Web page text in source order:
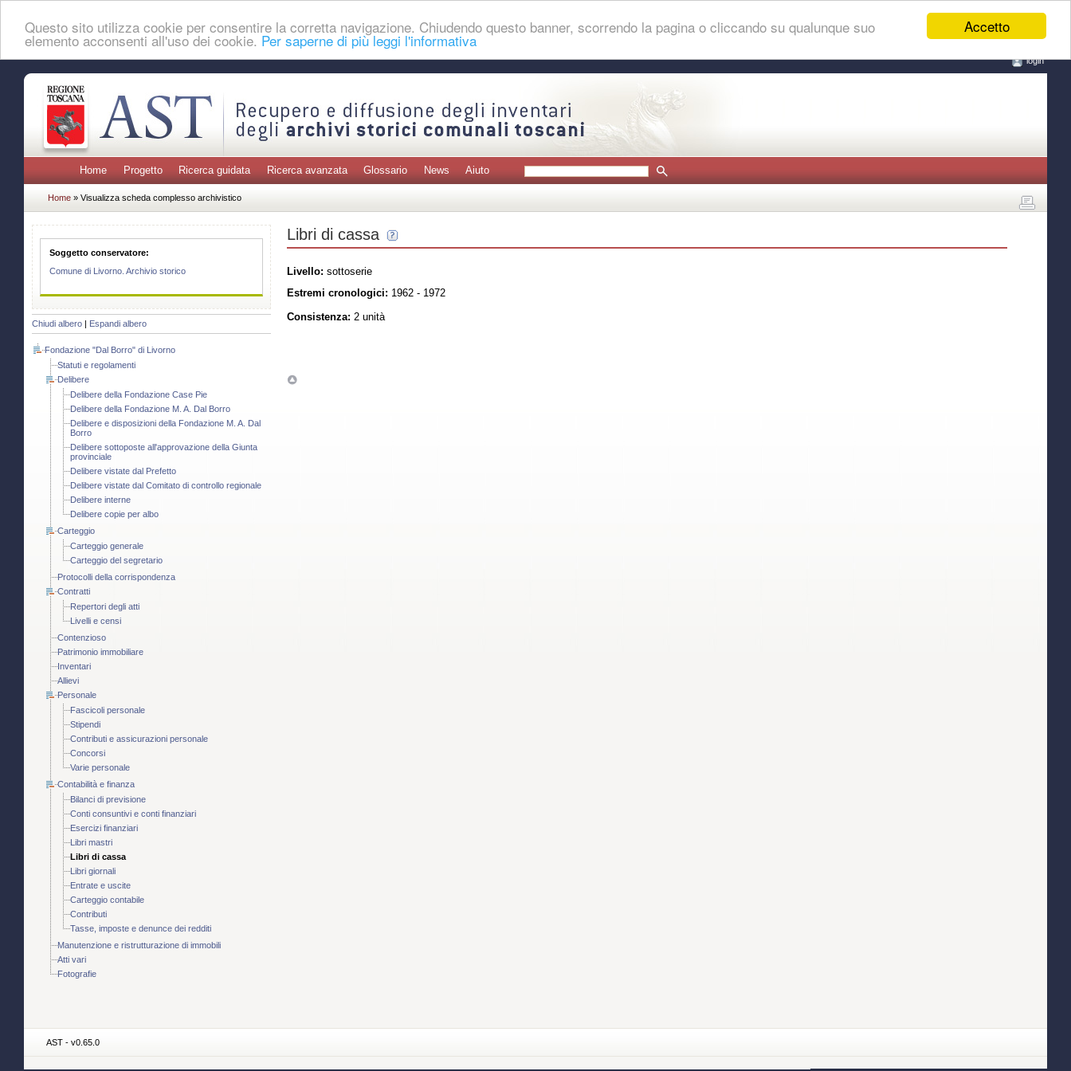
Accetto
Questo sito utilizza cookie per consentire la corretta navigazione. Chiudendo questo banner, scorrendo la pagina o cliccando su qualunque suo
elemento acconsenti all'uso dei cookie. Per saperne di più leggi l'informativa
login
Home Progetto Ricerca guidata Ricerca avanzata Glossario News Aiuto
Home » Visualizza scheda complesso archivistico
Soggetto conservatore:
Comune di Livorno. Archivio storico
Chiudi albero Espandi albero
Fondazione "Dal Borro" di Livorno
Statuti e regolamenti
Delibere
Delibere della Fondazione Case Pie
Delibere della Fondazione M. A. Dal Borro
Delibere e disposizioni della Fondazione M. A. Dal
Borro
Delibere sottoposte all'approvazione della Giunta
provinciale
Delibere vistate dal Prefetto
Delibere vistate dal Comitato di controllo regionale
Delibere interne
Delibere copie per albo
Carteggio
Carteggio generale
Carteggio del segretario
Protocolli della corrispondenza
Contratti
Repertori degli atti
Livelli e censi
Contenzioso
Patrimonio immobiliare
Inventari
Allievi
Personale
Fascicoli personale
Stipendi
Contributi e assicurazioni personale
Concorsi
Varie personale
Contabilità e finanza
Bilanci di previsione
Conti consuntivi e conti finanziari
Esercizi finanziari
Libri mastri
Libri di cassa
Libri giornali
Entrate e uscite
Carteggio contabile
Contributi
Tasse, imposte e denunce dei redditi
Manutenzione e ristrutturazione di immobili
Atti vari
Fotografie
Libri di cassa
Livello: sottoserie
Estremi cronologici: 1962 - 1972
Consistenza: 2 unità
AST - v0.65.0